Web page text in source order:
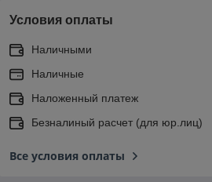
Условия оплаты
Наличными
Наличные
Наложенный платеж
Безналиный расчет (для юр.лиц)
Все условия оплаты